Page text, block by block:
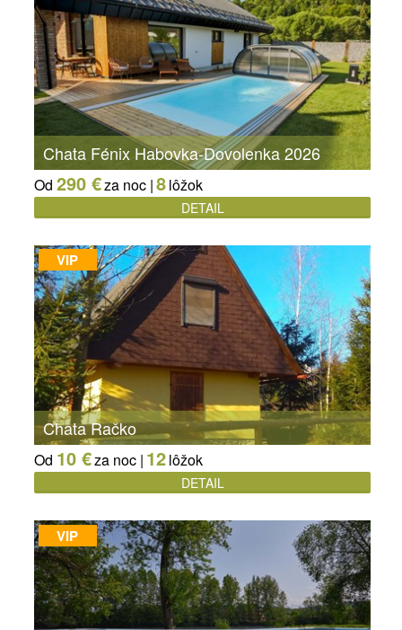
Chata Fénix Habovka-Dovolenka 2026
Od 290 €za noc |8lôžok
DETAIL
VIP
Chata Račko
Od 10 €za noc | 12lôžok
DETAIL
VIP